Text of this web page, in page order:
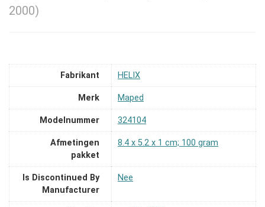
2000)
Fabrikant ‎HELIX
Merk ‎Maped
Modelnummer ‎324104
Afmetingen
pakket
‎8.4 x 5.2 x 1 cm; 100 gram
Is Discontinued By
Manufacturer
‎Nee